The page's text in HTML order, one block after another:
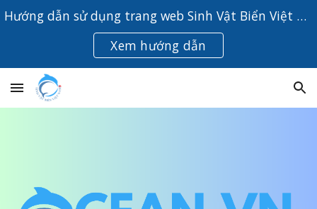
Skip to main content Skip to navigation
Hướng dẫn sử dụng trang web Sinh Vật Biển Việt Nam
Xem hướng dẫn